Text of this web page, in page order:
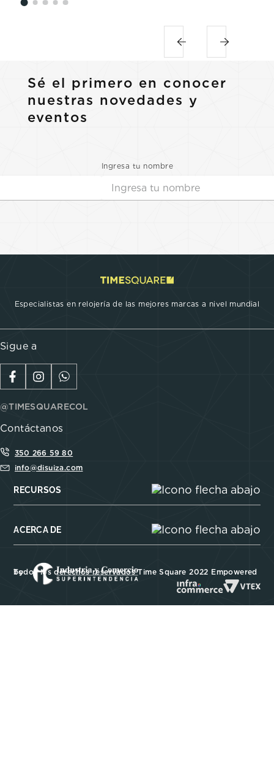
Sé el primero en conocer
nuestras novedades y
eventos
Ingresa tu nombre
Especialistas en relojería de las mejores marcas a nivel mundial
Sigue a
@TIMESQUARECOL
Contáctanos
350 266 59 80
info@disuiza.com
RECURSOS
ACERCA DE
Todos los derechos reservados Time Square 2022 Empowered by